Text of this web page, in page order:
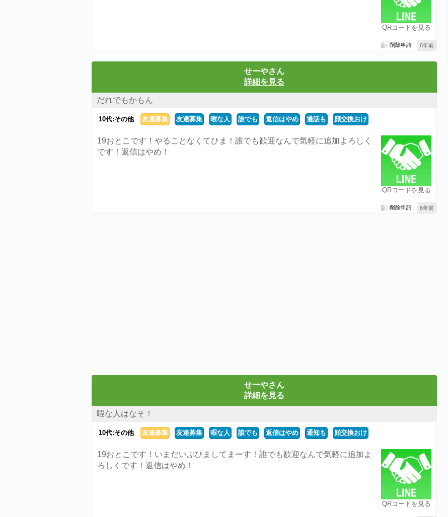
QRコードを見る
6年前
削除申請
せーやさん
詳細を見る
だれでもかもん
10代:その他 友達募集 友達募集 暇な人 誰でも 返信はやめ 通話も 顔交換おけ
QRコードを見る
19おとこです！やることなくてひま！誰でも歓迎なんで気軽に追加よろしく
です！返信はやめ！
6年前
削除申請
せーやさん
詳細を見る
暇な人はなそ！
10代:その他 友達募集 友達募集 暇な人 誰でも 返信はやめ 通知も 顔交換おけ
QRコードを見る
19おとこです！いまだいぶひましてまーす！誰でも歓迎なんで気軽に追加よ
ろしくです！返信はやめ！